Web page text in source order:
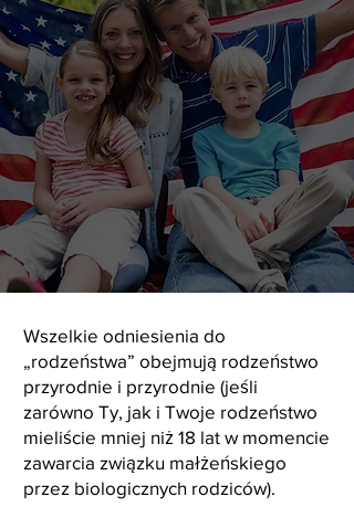
Wszelkie odniesienia do
„rodzeństwa” obejmują rodzeństwo
przyrodnie i przyrodnie (jeśli
zarówno Ty, jak i Twoje rodzeństwo
mieliście mniej niż 18 lat w momencie
zawarcia związku małżeńskiego
przez biologicznych rodziców).